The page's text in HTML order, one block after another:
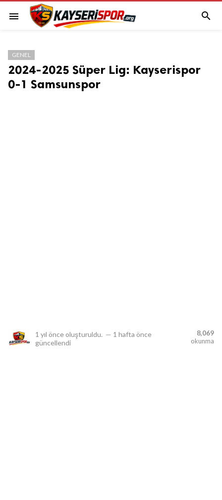
menu 
GENEL
2024-2025 Süper Lig: Kayserispor
0-1 Samsunspor
1 yıl önce oluşturuldu. — 1 hafta önce
güncellendi
8,069
okunma